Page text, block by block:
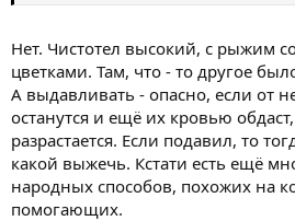
Нет. Чистотел высокий, с рыжим
цветками. Там, что - то другое
А выдавливать - опасно, если от
останутся и ещё их кровью
разрастается. Если подавил, то
какой выжечь. Кстати есть ещё
народных способов, похожих на
помогающих.